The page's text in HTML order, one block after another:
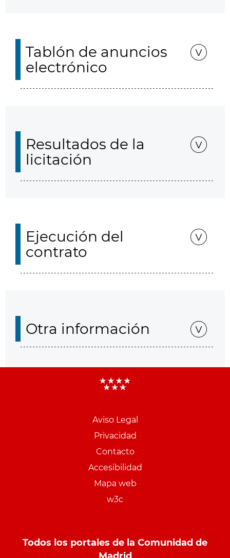
Tablón de anuncios
electrónico
Resultados de la
licitación
Ejecución del
contrato
Otra información
Aviso Legal
Privacidad
Contacto
Accesibilidad
Mapa web
w3c
Todos los portales de la Comunidad de